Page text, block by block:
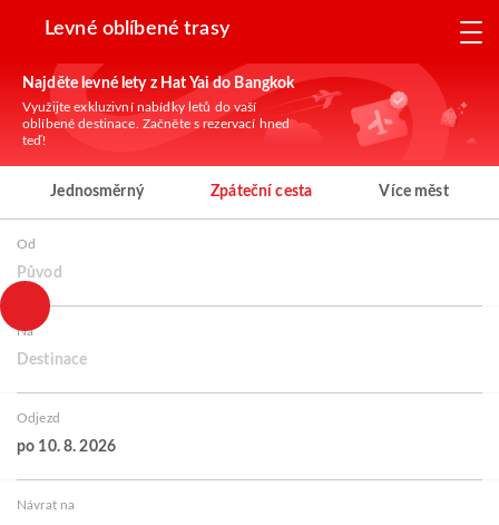
Levné oblíbené trasy
Najděte levné lety z Hat Yai do Bangkok
Využijte exkluzivní nabídky letů do vaší
oblíbené destinace. Začněte s rezervací hned
teď!
Jednosměrný Zpáteční cesta Více měst
Od
Původ
Na
Destinace
Odjezd
po 10. 8. 2026
Návrat na